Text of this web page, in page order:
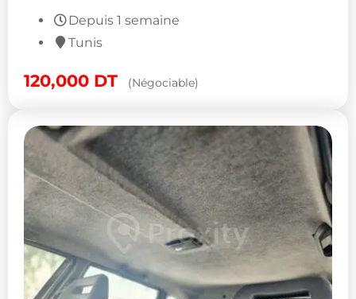
Depuis 1 semaine
Tunis
120,000 DT (Négociable)